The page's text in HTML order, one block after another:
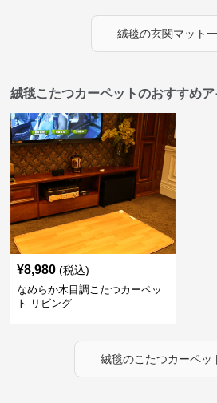
絨毯の玄関マット
絨毯こたつカーペットのおすすめア
¥8,980 (税込)
なめらか木目調こたつカーペッ
ト リビング
絨毯のこたつカーペッ